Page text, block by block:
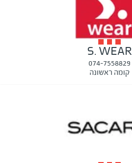
S. WEAR
074-7558829
קומה ראשונה